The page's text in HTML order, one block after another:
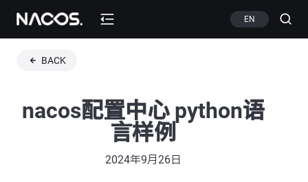
EN
BACK
nacos配置中心 python语
言样例
2024年9月26日